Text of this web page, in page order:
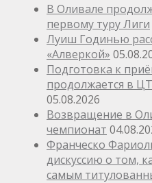
В Оливале
первому туру Лиги
Луиш Годинью
«Алверкой»
Подготовка к
продолжается в
05.08.2026
Возвращение в
чемпионат
Франческо
дискуссию о том,
самым